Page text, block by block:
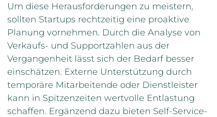
Um diese Herausforderungen zu meistern,
sollten Startups rechtzeitig eine proaktive
Planung vornehmen. Durch die Analyse von
Verkaufs- und Supportzahlen aus der
Vergangenheit lässt sich der Bedarf besser
einschätzen. Externe Unterstützung durch
temporäre Mitarbeitende oder Dienstleister
kann in Spitzenzeiten wertvolle Entlastung
schaffen. Ergänzend dazu bieten Self-Service-